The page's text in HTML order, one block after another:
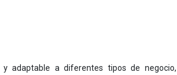
adaptable a diferentes tipos de negocio,